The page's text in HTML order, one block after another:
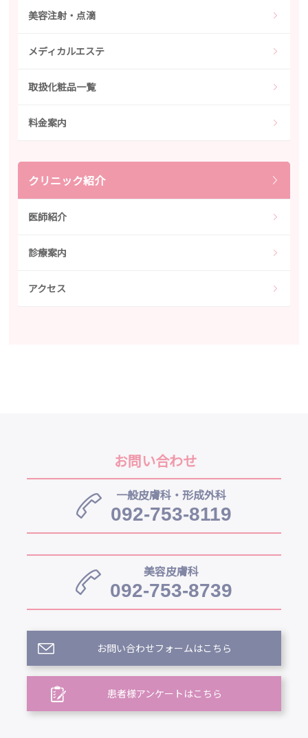
美容注射・点滴
メディカルエステ
取扱化粧品一覧
料金案内
クリニック紹介
医師紹介
診療案内
アクセス
お問い合わせ
一般皮膚科・形成外科
092-753-8119
美容皮膚科
092-753-8739
お問い合わせフォームはこちら
患者様アンケートはこちら